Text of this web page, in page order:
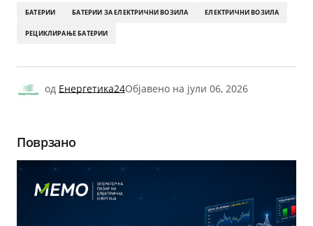
БАТЕРИИ БАТЕРИИ ЗА ЕЛЕКТРИЧНИ ВОЗИЛА ЕЛЕКТРИЧНИ ВОЗИЛА
РЕЦИКЛИРАЊЕ БАТЕРИИ
од Енергетика24Објавено на јули 06, 2026
Поврзано